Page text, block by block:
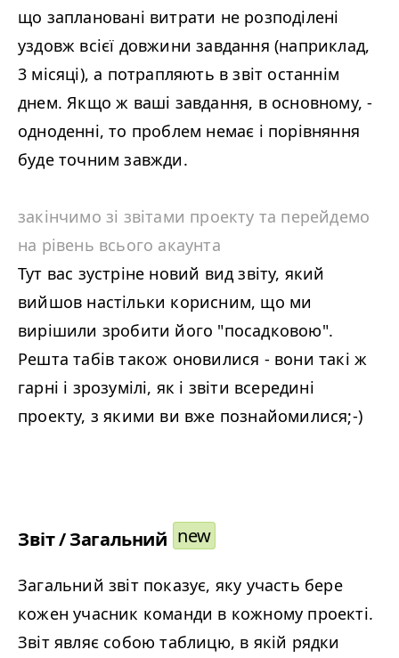
що заплановані витрати не розподілені
уздовж всієї довжини завдання (наприклад,
3 місяці), а потрапляють в звіт останнім
днем. Якщо ж ваші завдання, в основному, -
одноденні, то проблем немає і порівняння
буде точним завжди.
закінчимо зі звітами проекту та перейдемо
на рівень всього акаунта
Тут вас зустріне новий вид звіту, який
вийшов настільки корисним, що ми
вирішили зробити його "посадковою".
Решта табів також оновилися - вони такі ж
гарні і зрозумілі, як і звіти всередині
проекту, з якими ви вже познайомилися;-)
Звіт / Загальний new
Загальний звіт показує, яку участь бере
кожен учасник команди в кожному проекті.
Звіт являє собою таблицю, в якій рядки